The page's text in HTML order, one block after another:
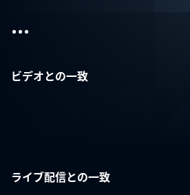
...
ビデオとの一致
ライブ配信との一致